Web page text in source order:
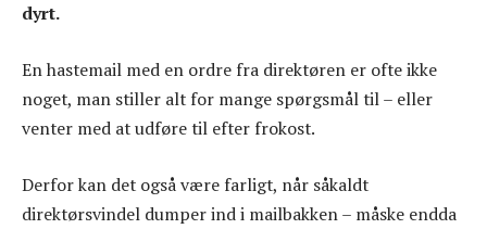
dyrt.
En hastemail med en ordre fra direktøren er ofte ikke
noget, man stiller alt for mange spørgsmål til – eller
venter med at udføre til efter frokost.
Derfor kan det også være farligt, når såkaldt
direktørsvindel dumper ind i mailbakken – måske endda